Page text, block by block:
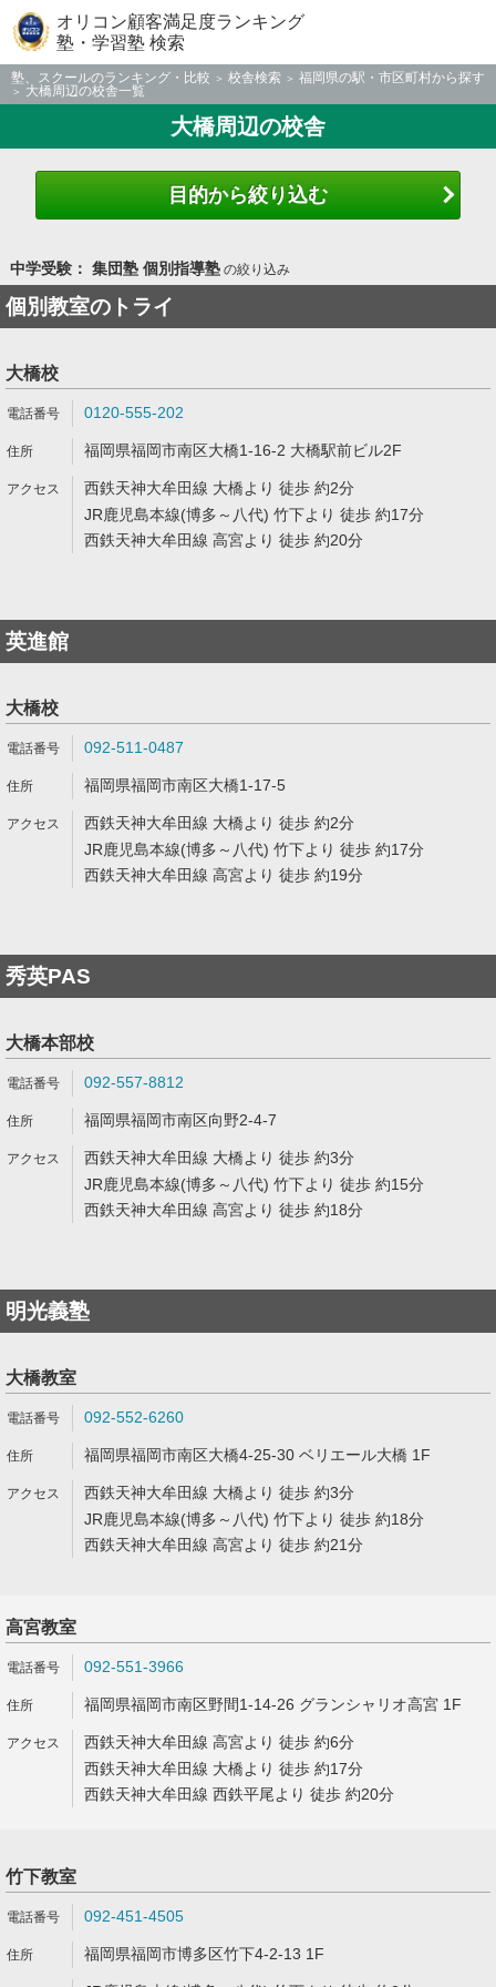
オリコン顧客満足度ランキング
塾・学習塾 検索
塾、スクールのランキング・比較 校舎検索
福岡県の駅・市区町村から探す
大橋周辺の校舎一覧
大橋周辺の校舎
目的から絞り込む
中学受験： 集団塾 個別指導塾の絞り込み
個別教室のトライ
大橋校
0120-555-202
福岡県福岡市南区大橋1-16-2 大橋駅前ビル2F
西鉄天神大牟田線 大橋より 徒歩 約2分
JR鹿児島本線(博多～八代) 竹下より 徒歩 約17分
西鉄天神大牟田線 高宮より 徒歩 約20分
英進館
大橋校
092-511-0487
福岡県福岡市南区大橋1-17-5
西鉄天神大牟田線 大橋より 徒歩 約2分
JR鹿児島本線(博多～八代) 竹下より 徒歩 約17分
西鉄天神大牟田線 高宮より 徒歩 約19分
秀英PAS
大橋本部校
092-557-8812
福岡県福岡市南区向野2-4-7
西鉄天神大牟田線 大橋より 徒歩 約3分
JR鹿児島本線(博多～八代) 竹下より 徒歩 約15分
西鉄天神大牟田線 高宮より 徒歩 約18分
明光義塾
大橋教室
092-552-6260
福岡県福岡市南区大橋4-25-30 ベリエール大橋 1F
西鉄天神大牟田線 大橋より 徒歩 約3分
JR鹿児島本線(博多～八代) 竹下より 徒歩 約18分
西鉄天神大牟田線 高宮より 徒歩 約21分
高宮教室
092-551-3966
福岡県福岡市南区野間1-14-26 グランシャリオ高宮 1F
西鉄天神大牟田線 高宮より 徒歩 約6分
西鉄天神大牟田線 大橋より 徒歩 約17分
西鉄天神大牟田線 西鉄平尾より 徒歩 約20分
竹下教室
092-451-4505
福岡県福岡市博多区竹下4-2-13 1F